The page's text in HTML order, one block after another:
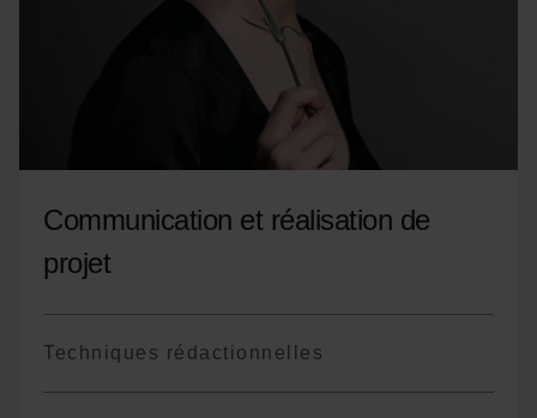
changements de terminologie en fonction
Communication et réalisation de
projet
Techniques rédactionnelles